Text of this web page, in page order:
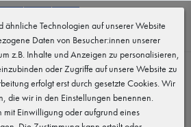
Technologien auf unserer Website
Daten von Besucher:innen unserer
z.B. Inhalte und Anzeigen zu personalisieren,
oder Zugriffe auf unsere Website zu
erfolgt erst durch gesetzte Cookies. Wir
die wir in den Einstellungen benennen.
Einwilligung oder aufgrund eines